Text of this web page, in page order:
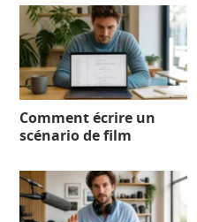
Comment écrire un
scénario de film